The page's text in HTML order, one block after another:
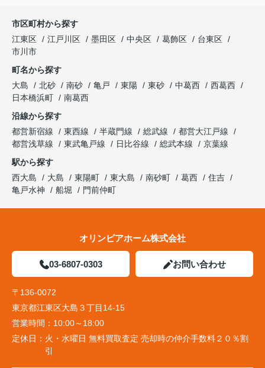
市区町村から探す
江東区
江戸川区 墨田区 中央区 葛飾区
台東区
市川市
町名から探す
大島
北砂 南砂 亀戸 東陽 東砂 中葛西
西葛西
日本橋浜町
南葛西
沿線から探す
都営新宿線
東西線 半蔵門線 総武線
都営大江戸線
都営浅草線
東武亀戸線 日比谷線 総武本線
京葉線
駅から探す
西大島
大島 東陽町 東大島 南砂町 葛西
住吉
亀戸水神
船堀 門前仲町
オリンピアホーム株式会社
03-6807-0303 お問い合わせ
〒136-0072
東京都江東区大島３丁目14-15
営業時間： 10:00～18:00
定休日： 火・水曜日 無料買取査定 売却時の仲介手数料２０％割
引